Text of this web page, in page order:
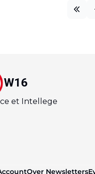
W16
et Intellege
Over Newsletters